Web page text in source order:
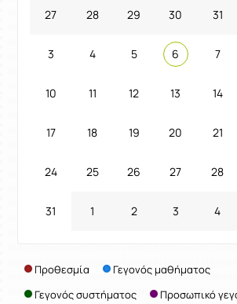
27 28 29 30 31
3 4 5 6 7
10 11 12 13 14
17 18 19 20 21
24 25 26 27 28
31 1 2 3 4
Προθεσμία
Γεγονός μαθήματος
Γεγονός συστήματος
Προσωπικό